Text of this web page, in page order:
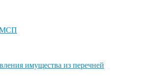
МСП
имущества из перечней